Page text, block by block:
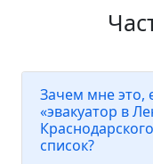
Зачем мне это,
«эвакуатор в
список?